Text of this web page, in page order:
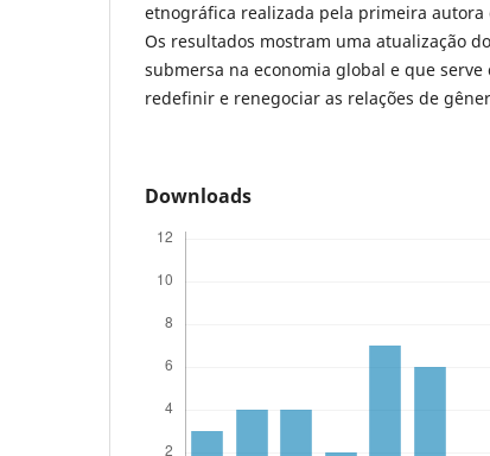
etnográfica realizada pela primeira autora
Os resultados mostram uma atualização
submersa na economia global e que
redefinir e renegociar as relações de
Downloads